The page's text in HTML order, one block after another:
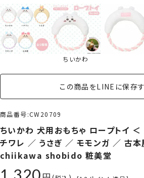
ちいかわ
この商品をLINEに保存
商品番号 CW20709
ちいかわ 犬用おもちゃ ロープトイ
チワレ ／ うさぎ ／ モモンガ ／ 古本
chiikawa shobido 粧美堂